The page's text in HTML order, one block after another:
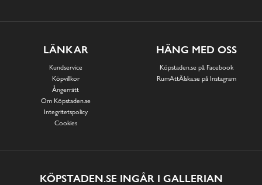
LÄNKAR
Kundservice
Köpvillkor
Ångerrätt
Om Köpstaden.se
Integritetspolicy
Cookies
HÄNG MED OSS
Köpstaden.se på Facebook
RumAttÄlska.se på Instagram
KÖPSTADEN.SE INGÅR I GALLERIAN